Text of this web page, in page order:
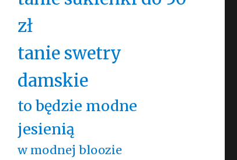
zł
tanie swetry
damskie
to będzie modne
jesienią
w modnej bloozie